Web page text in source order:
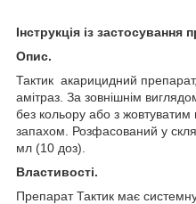
Інструкція із
Опис.
Тактик акарицидний
амітраз. За зовнішнім
без кольору або з жовтуватим
запахом. Розфасований у
мл (10 доз).
Властивості.
Препарат Тактик має